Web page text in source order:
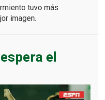
tuvo más
imagen.
el